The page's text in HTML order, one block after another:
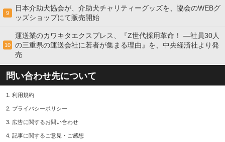
9
日本介助犬協会が、介助犬チャリティーグッズを、協会のWEBグ
ッズショップにて販売開始
10
運送業のカワキタエクスプレス、『Z世代採用革命！ ―社員30人
の三重県の運送会社に若者が集まる理由』を、中央経済社より発
売
問い合わせ先について
1. 利用規約
2. プライバシーポリシー
3. 広告に関するお問い合わせ
4. 記事に関するご意見・ご感想